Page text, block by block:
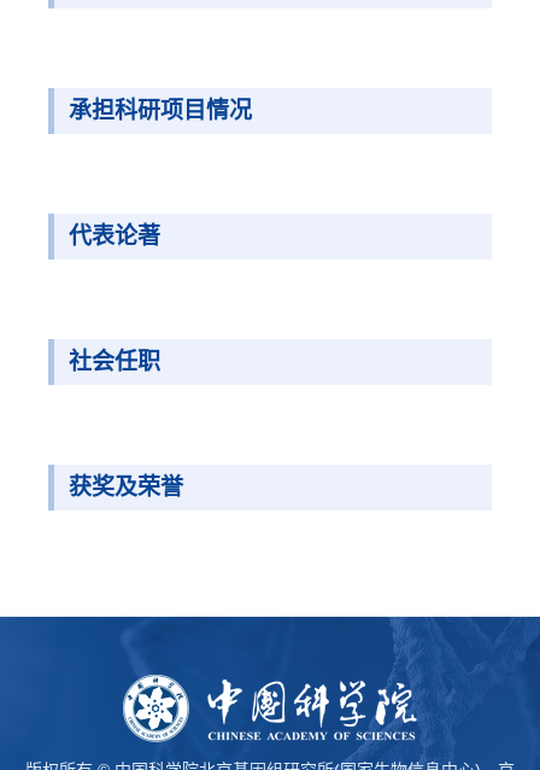
承担科研项目情况
代表论著
社会任职
获奖及荣誉